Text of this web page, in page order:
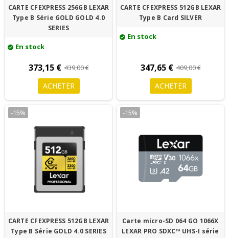
CARTE CFEXPRESS 256GB LEXAR
Type B Série GOLD GOLD 4.0
SERIES
check_circle En stock
373,15 € 439,00 €
ACHETER
CARTE CFEXPRESS 512GB LEXAR
Type B Card SILVER
check_circle En stock
347,65 € 409,00 €
ACHETER
-15%
CARTE CFEXPRESS 512GB LEXAR
Type B Série GOLD 4.0 SERIES
-15%
Carte micro-SD 064 GO 1066X
LEXAR PRO SDXC™ UHS-I série